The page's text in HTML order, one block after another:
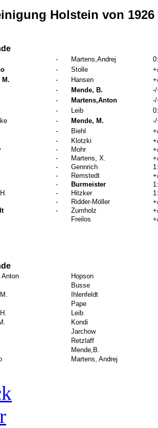
Holstein von 1926
- Martens,Andrej
- Stolle
M. - Hansen
- Mende, B.
- Martens,Anton
- Leib
- Mende, M.
- Biehl
- Klotzki
- Mohr
- Martens, X.
- Gennrich
- Remstedt
- Burmeister
- Hitzker
- Ridder-Möller
- Zumholz
Freilos
Anton
Hopson
Busse
Ihlenfeldt
Pape
Leib
Kondi
Jarchow
Retzlaff
Mende,B.
Martens, Andrej